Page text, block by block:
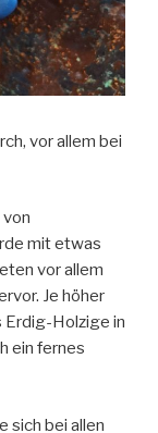
vor allem bei
mit etwas
vor allem
Je höher
Holzige in
ein fernes
sich bei allen